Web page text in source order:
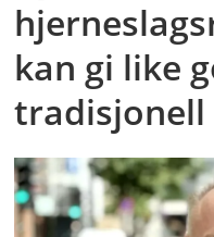
kan gi like